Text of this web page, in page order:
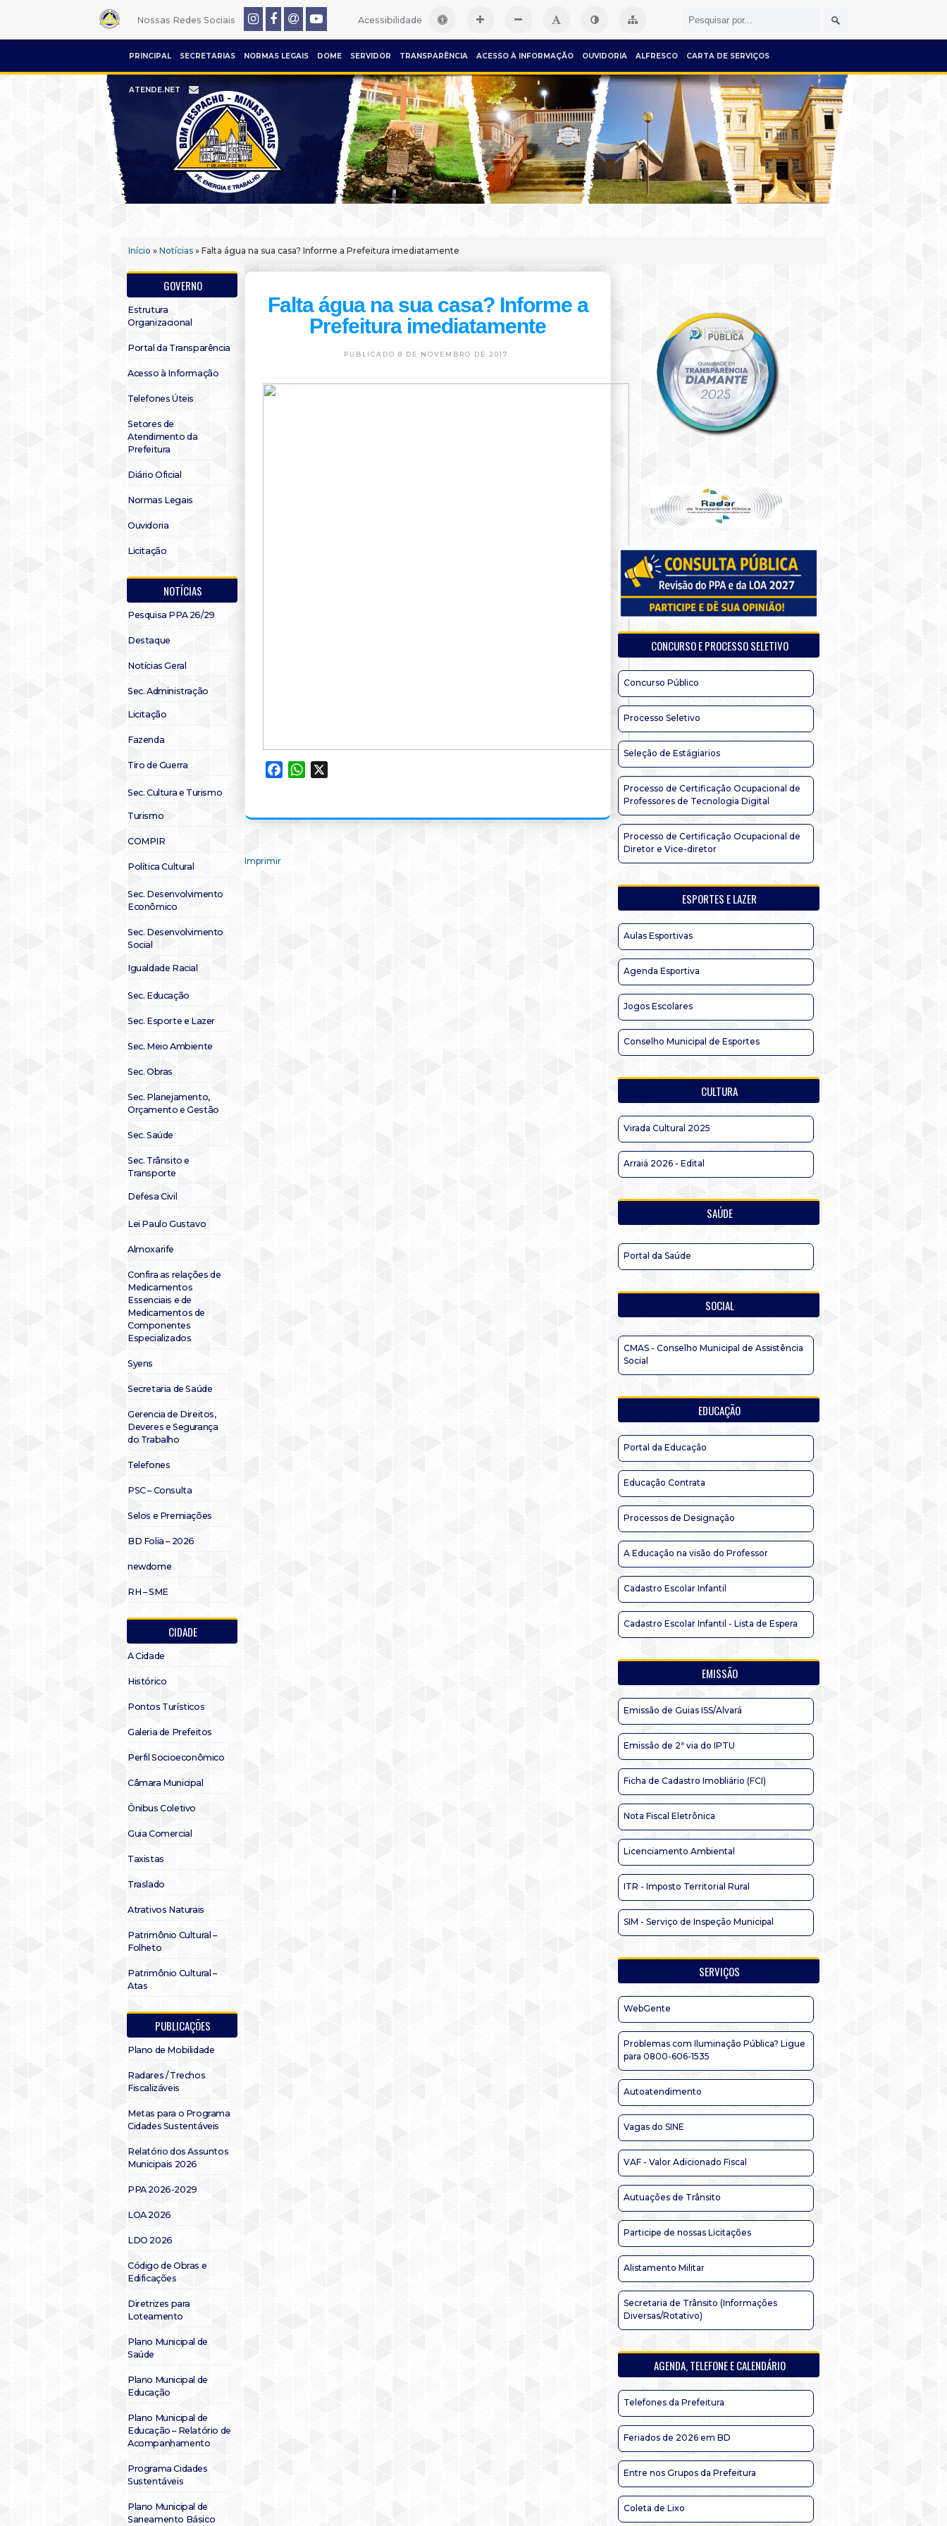
Nossas Redes Sociais Acessibilidade
PRINCIPAL SECRETARIAS NORMAS LEGAIS DOME SERVIDOR TRANSPARÊNCIA ACESSO À INFORMAÇÃO OUVIDORIA ALFRESCO CARTA DE SERVIÇOS
ATENDE.NET
Início » Notícias » Falta água na sua casa? Informe a Prefeitura imediatamente
GOVERNO
Estrutura
Organizacional
Portal da Transparência
Acesso à Informação
Telefones Úteis
Setores de
Atendimento da
Prefeitura
Diário Oficial
Normas Legais
Ouvidoria
Licitação
NOTÍCIAS
Pesquisa PPA 26/29
Destaque
Notícias Geral
Sec. Administração
Licitação
Fazenda
Tiro de Guerra
Sec. Cultura e Turismo
Turismo
COMPIR
Política Cultural
Sec. Desenvolvimento
Econômico
Sec. Desenvolvimento
Social
Igualdade Racial
Sec. Educação
Sec. Esporte e Lazer
Sec. Meio Ambiente
Sec. Obras
Sec. Planejamento,
Orçamento e Gestão
Sec. Saúde
Sec. Trânsito e
Transporte
Defesa Civil
Lei Paulo Gustavo
Almoxarife
Confira as relações de
Medicamentos
Essenciais e de
Medicamentos de
Componentes
Especializados
Syens
Secretaria de Saúde
Gerencia de Direitos,
Deveres e Segurança
do Trabalho
Telefones
PSC – Consulta
Selos e Premiações
BD Folia – 2026
newdome
RH – SME
CIDADE
A Cidade
Histórico
Pontos Turísticos
Galeria de Prefeitos
Perfil Socioeconômico
Câmara Municipal
Ônibus Coletivo
Guia Comercial
Taxistas
Traslado
Atrativos Naturais
Patrimônio Cultural –
Folheto
Patrimônio Cultural –
Atas
PUBLICAÇÕES
Plano de Mobilidade
Radares / Trechos
Fiscalizáveis
Metas para o Programa
Cidades Sustentáveis
Relatório dos Assuntos
Municipais 2026
PPA 2026-2029
LOA 2026
LDO 2026
Código de Obras e
Edificações
Diretrizes para
Loteamento
Plano Municipal de
Saúde
Plano Municipal de
Educação
Plano Municipal de
Educação – Relatório de
Acompanhamento
Programa Cidades
Sustentáveis
Plano Municipal de
Saneamento Básico
Falta água na sua casa? Informe a
Prefeitura imediatamente
PUBLICADO 8 DE NOVEMBRO DE 2017.
FacebookWhatsApp
Imprimir
CONCURSO E PROCESSO SELETIVO
Concurso Público
Processo Seletivo
Seleção de Estágiarios
Processo de Certificação Ocupacional de
Professores de Tecnologia Digital
Processo de Certificação Ocupacional de
Diretor e Vice-diretor
ESPORTES E LAZER
Aulas Esportivas
Agenda Esportiva
Jogos Escolares
Conselho Municipal de Esportes
CULTURA
Virada Cultural 2025
Arraiá 2026 - Edital
SAÚDE
Portal da Saúde
SOCIAL
CMAS - Conselho Municipal de Assistência
Social
EDUCAÇÃO
Portal da Educação
Educação Contrata
Processos de Designação
A Educação na visão do Professor
Cadastro Escolar Infantil
Cadastro Escolar Infantil - Lista de Espera
EMISSÃO
Emissão de Guias ISS/Alvará
Emissão de 2ª via do IPTU
Ficha de Cadastro Imobliário (FCI)
Nota Fiscal Eletrônica
Licenciamento Ambiental
ITR - Imposto Territorial Rural
SIM - Serviço de Inspeção Municipal
SERVIÇOS
WebGente
Problemas com Iluminação Pública? Ligue
para 0800-606-1535
Autoatendimento
Vagas do SINE
VAF - Valor Adicionado Fiscal
Autuações de Trânsito
Participe de nossas Licitações
Alistamento Militar
Secretaria de Trânsito (Informações
Diversas/Rotativo)
AGENDA, TELEFONE E CALENDÁRIO
Telefones da Prefeitura
Feriados de 2026 em BD
Entre nos Grupos da Prefeitura
Coleta de Lixo